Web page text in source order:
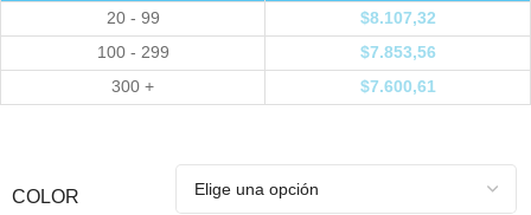
20 - 99
$8.107,32
100 - 299
$7.853,56
300 +
$7.600,61
COLOR